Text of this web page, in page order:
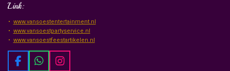
Link:
www.vansoestentertainment.nl
www.vansoestpartyservice.nl
www.vansoestfeestartikelen.nl
F
W
I